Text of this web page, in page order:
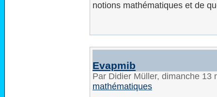
notions mathématiques et de
Evapmib
Par Didier Müller, dimanche 13
mathématiques